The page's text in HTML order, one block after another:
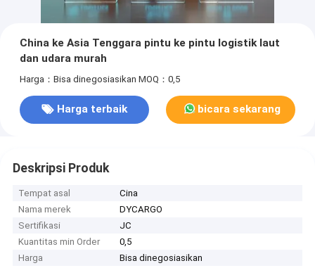
China ke Asia Tenggara pintu ke pintu logistik laut
dan udara murah
Harga：Bisa dinegosiasikan MOQ：0,5
Harga terbaik bicara sekarang
Deskripsi Produk
Tempat asal
Cina
Nama merek
DYCARGO
Sertifikasi
JC
Kuantitas min Order
0,5
Harga
Bisa dinegosiasikan